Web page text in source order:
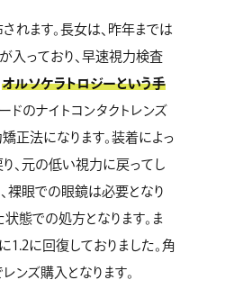
ます。長女は、昨年までは
入っており、早速視力検査
オルソケラトロジーという手
ドのナイトコンタクトレンズ
正法になります。装着によっ
、元の低い視力に戻ってし
裸眼での眼鏡は必要となり
態での処方となります。ま
に回復しておりました。角
ンズ購入となります。